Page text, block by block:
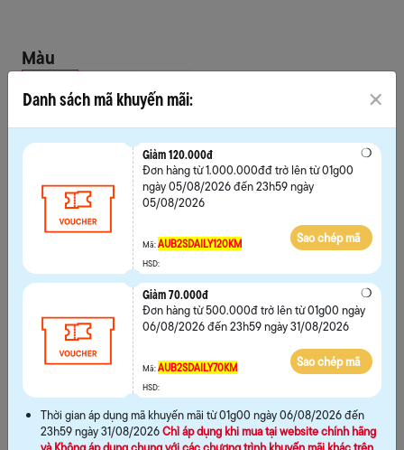
Màu
Chọn size
Hướng dẫn chọn size
36 37
38
39
40
MUA NGAY
THÊM VÀO GIỎ
Danh sách mã khuyến mãi:
Giảm 120.000đ
Đơn hàng từ 1.000.000đđ trở lên từ 01g00
ngày 05/08/2026 đến 23h59 ngày
05/08/2026
Mã:AUB2SDAILY120KM Sao chép mã
HSD:
Giảm 70.000đ
Đơn hàng từ 500.000đ trở lên từ 01g00 ngày
06/08/2026 đến 23h59 ngày 31/08/2026
Mã:AUB2SDAILY70KM Sao chép mã
HSD:
Thời gian áp dụng mã khuyến mãi từ 01g00 ngày 06/08/2026 đến
23h59 ngày 31/08/2026Chỉ áp dụng khi mua tại website chính hãng